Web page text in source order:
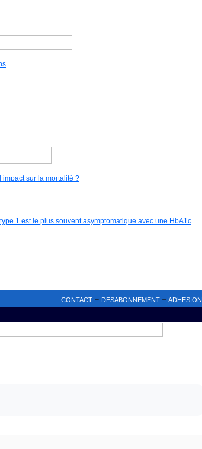
sur la mortalité ?
1 est le plus souvent asymptomatique avec une HbA1c
CONTACT – DESABONNEMENT – ADHESION